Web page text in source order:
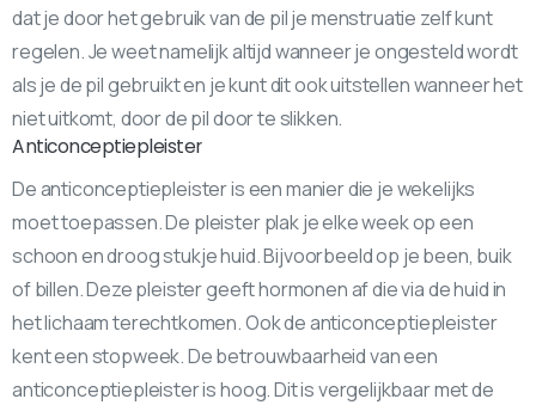
dat je door het gebruik van de pil je menstruatie zelf kunt
regelen. Je weet namelijk altijd wanneer je ongesteld wordt
als je de pil gebruikt en je kunt dit ook uitstellen wanneer het
niet uitkomt, door de pil door te slikken.
Anticonceptiepleister
De anticonceptiepleister is een manier die je wekelijks
moet toepassen. De pleister plak je elke week op een
schoon en droog stukje huid. Bijvoorbeeld op je been, buik
of billen. Deze pleister geeft hormonen af die via de huid in
het lichaam terechtkomen. Ook de anticonceptiepleister
kent een stopweek. De betrouwbaarheid van een
anticonceptiepleister is hoog. Dit is vergelijkbaar met de